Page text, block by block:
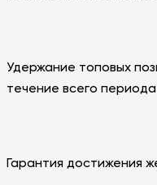
Удержание топовых
течение всего
Гарантия достижения